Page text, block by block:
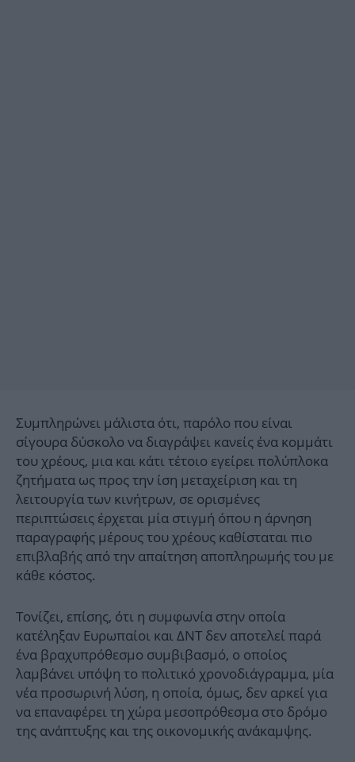
Συμπληρώνει μάλιστα ότι, παρόλο που είναι
σίγουρα δύσκολο να διαγράψει κανείς ένα κομμάτι
του χρέους, μια και κάτι τέτοιο εγείρει πολύπλοκα
ζητήματα ως προς την ίση μεταχείριση και τη
λειτουργία των κινήτρων, σε ορισμένες
περιπτώσεις έρχεται μία στιγμή όπου η άρνηση
παραγραφής μέρους του χρέους καθίσταται πιο
επιβλαβής από την απαίτηση αποπληρωμής του με
κάθε κόστος.
Τονίζει, επίσης, ότι η συμφωνία στην οποία
κατέληξαν Ευρωπαίοι και ΔΝΤ δεν αποτελεί παρά
ένα βραχυπρόθεσμο συμβιβασμό, ο οποίος
λαμβάνει υπόψη το πολιτικό χρονοδιάγραμμα, μία
νέα προσωρινή λύση, η οποία, όμως, δεν αρκεί για
να επαναφέρει τη χώρα μεσοπρόθεσμα στο δρόμο
της ανάπτυξης και της οικονομικής ανάκαμψης.